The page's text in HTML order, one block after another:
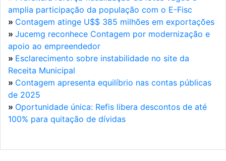
amplia participação da população com o E-Fisc
» Contagem atinge U$$ 385 milhões em exportações
» Jucemg reconhece Contagem por modernização e
apoio ao empreendedor
» Esclarecimento sobre instabilidade no site da
Receita Municipal
» Contagem apresenta equilíbrio nas contas públicas
de 2025
» Oportunidade única: Refis libera descontos de até
100% para quitação de dívidas